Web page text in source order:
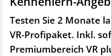
Testen Sie 2 Monate
VR-Profipaket. Inkl.
Premiumbereich VR